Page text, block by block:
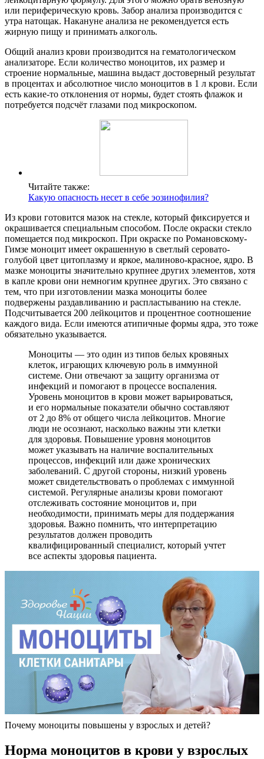
или периферическую кровь. Забор анализа производится с
утра натощак. Накануне анализа не рекомендуется есть
жирную пищу и принимать алкоголь.
Общий анализ крови производится на гематологическом
анализаторе. Если количество моноцитов, их размер и
строение нормальные, машина выдаст достоверный результат
в процентах и абсолютное число моноцитов в 1 л крови. Если
есть какие-то отклонения от нормы, будет стоять флажок и
потребуется подсчёт глазами под микроскопом.
Читайте также:
Какую опасность несет в себе эозинофилия?
Из крови готовится мазок на стекле, который фиксируется и
окрашивается специальным способом. После окраски стекло
помещается под микроскоп. При окраске по Романовскому-
Гимзе моноцит имеет окрашенную в светлый серовато-
голубой цвет цитоплазму и яркое, малиново-красное, ядро. В
мазке моноциты значительно крупнее других элементов, хотя
в капле крови они немногим крупнее других. Это связано с
тем, что при изготовлении мазка моноциты более
подвержены раздавливанию и распластыванию на стекле.
Подсчитывается 200 лейкоцитов и процентное соотношение
каждого вида. Если имеются атипичные формы ядра, это тоже
обязательно указывается.
Моноциты — это один из типов белых кровяных
клеток, играющих ключевую роль в иммунной
системе. Они отвечают за защиту организма от
инфекций и помогают в процессе воспаления.
Уровень моноцитов в крови может варьироваться,
и его нормальные показатели обычно составляют
от 2 до 8% от общего числа лейкоцитов. Многие
люди не осознают, насколько важны эти клетки
для здоровья. Повышение уровня моноцитов
может указывать на наличие воспалительных
процессов, инфекций или даже хронических
заболеваний. С другой стороны, низкий уровень
может свидетельствовать о проблемах с иммунной
системой. Регулярные анализы крови помогают
отслеживать состояние моноцитов и, при
необходимости, принимать меры для поддержания
здоровья. Важно помнить, что интерпретацию
результатов должен проводить
квалифицированный специалист, который учтет
все аспекты здоровья пациента.
Почему моноциты повышены у взрослых и детей?
Норма моноцитов в крови у взрослых